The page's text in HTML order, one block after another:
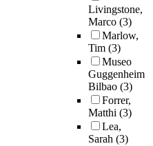
Livingstone,
Marco (3)
Marlow,
Tim (3)
Museo
Guggenheim
Bilbao (3)
Forrer,
Matthi (3)
Lea,
Sarah (3)